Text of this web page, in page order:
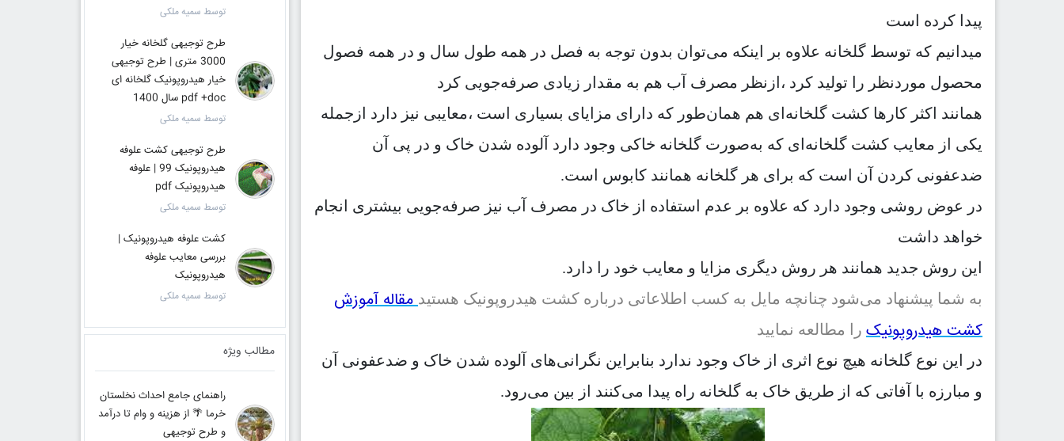
پیدا کرده است
میدانیم که توسط گلخانه علاوه بر اینکه می‌توان بدون توجه به فصل در همه طول سال و در همه فصول
محصول موردنظر را تولید کرد ،ازنظر مصرف آب هم به مقدار زیادی صرفه‌جویی کرد
همانند اکثر کارها کشت گلخانه‌ای هم همان‌طور که دارای مزایای بسیاری است ،معایبی نیز دارد ازجمله
یکی از معایب کشت گلخانه‌ای که به‌صورت گلخانه خاکی وجود دارد آلوده شدن خاک و در پی آن
ضدعفونی کردن آن است که برای هر گلخانه همانند کابوس است.
در عوض روشی وجود دارد که علاوه بر عدم استفاده از خاک در مصرف آب نیز صرفه‌جویی بیشتری انجام
خواهد داشت
این روش جدید همانند هر روش دیگری مزایا و معایب خود را دارد.
به شما پیشنهاد می‌شود چنانچه مایل به کسب اطلاعاتی درباره کشت هیدروپونیک هستیدمقاله آموزش
کشت هیدروپونیک را مطالعه نمایید
در این نوع گلخانه هیچ نوع اثری از خاک وجود ندارد بنابراین نگرانی‌های آلوده شدن خاک و ضدعفونی آن
و مبارزه با آفاتی که از طریق خاک به گلخانه راه پیدا می‌کنند از بین می‌رود.
توسط سمیه ملکی
طرح توجیهی گلخانه خیار
3000 متری | طرح توجیهی
خیار هیدروپونیک گلخانه ای
pdf +doc سال 1400
توسط سمیه ملکی
طرح توجیهی کشت علوفه
هیدروپونیک 99 | علوفه
هیدروپونیک pdf
توسط سمیه ملکی
کشت علوفه هیدروپونیک |
بررسی معایب علوفه
هیدروپونیک
توسط سمیه ملکی
مطالب ویژه
راهنمای جامع احداث نخلستان
خرما 🌴 از هزینه و وام تا درآمد
و طرح توجیهی